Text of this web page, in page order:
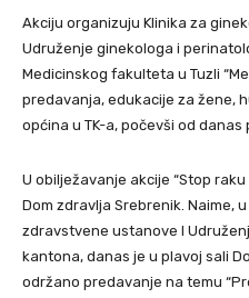
Akciju organizuju Klinika za
Udruženje ginekologa i
Medicinskog fakulteta u Tuzli
predavanja, edukacije za žene,
općina u TK-a, počevši od danas
U obilježavanje akcije “Stop
Dom zdravlja Srebrenik. Naime,
zdravstvene ustanove I
kantona, danas je u plavoj sali
održano predavanje na temu